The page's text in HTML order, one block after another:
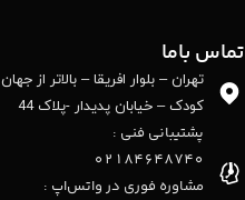
تماس باما
تهران – بلوار افریقا – بالاتر از جهان
کودک – خیابان پدیدار -پلاک 44
پشتیبانی فنی :
02184648740
مشاوره فوری در واتس‌اپ :